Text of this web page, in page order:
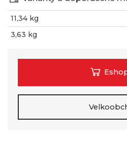
11,34 kg
3,63 kg